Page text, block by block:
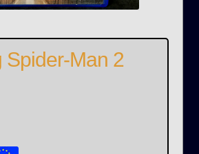
Spider-Man 2